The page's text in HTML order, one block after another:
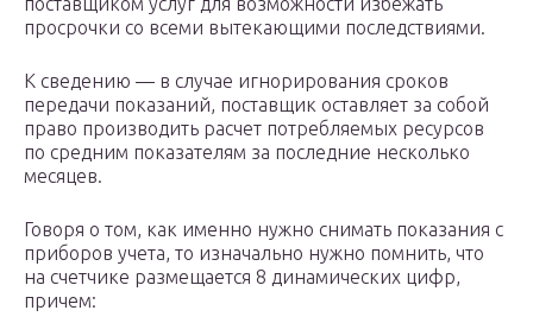
просрочки со всеми вытекающими последствиями.
К сведению — в случае игнорирования сроков
передачи показаний, поставщик оставляет за собой
право производить расчет потребляемых ресурсов
по средним показателям за последние несколько
месяцев.
Говоря о том, как именно нужно снимать показания с
приборов учета, то изначально нужно помнить, что
на счетчике размещается 8 динамических цифр,
причем: